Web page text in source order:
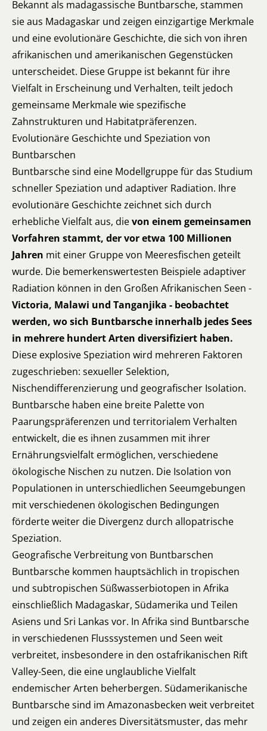
Bekannt als madagassische Buntbarsche, stammen
sie aus Madagaskar und zeigen einzigartige Merkmale
und eine evolutionäre Geschichte, die sich von ihren
afrikanischen und amerikanischen Gegenstücken
unterscheidet. Diese Gruppe ist bekannt für ihre
Vielfalt in Erscheinung und Verhalten, teilt jedoch
gemeinsame Merkmale wie spezifische
Zahnstrukturen und Habitatpräferenzen.
Evolutionäre Geschichte und Speziation von
Buntbarschen
Buntbarsche sind eine Modellgruppe für das Studium
schneller Speziation und adaptiver Radiation. Ihre
evolutionäre Geschichte zeichnet sich durch
erhebliche Vielfalt aus, dievon einem gemeinsamen
Vorfahren stammt, der vor etwa 100 Millionen
Jahren mit einer Gruppe von Meeresfischen geteilt
wurde. Die bemerkenswertesten Beispiele adaptiver
Radiation können in den Großen Afrikanischen Seen -
Victoria, Malawi und Tanganjika - beobachtet
werden, wo sich Buntbarsche innerhalb jedes Sees
in mehrere hundert Arten diversifiziert haben.
Diese explosive Speziation wird mehreren Faktoren
zugeschrieben: sexueller Selektion,
Nischendifferenzierung und geografischer Isolation.
Buntbarsche haben eine breite Palette von
Paarungspräferenzen und territorialem Verhalten
entwickelt, die es ihnen zusammen mit ihrer
Ernährungsvielfalt ermöglichen, verschiedene
ökologische Nischen zu nutzen. Die Isolation von
Populationen in unterschiedlichen Seeumgebungen
mit verschiedenen ökologischen Bedingungen
förderte weiter die Divergenz durch allopatrische
Speziation.
Geografische Verbreitung von Buntbarschen
Buntbarsche kommen hauptsächlich in tropischen
und subtropischen Süßwasserbiotopen in Afrika
einschließlich Madagaskar, Südamerika und Teilen
Asiens und Sri Lankas vor. In Afrika sind Buntbarsche
in verschiedenen Flusssystemen und Seen weit
verbreitet, insbesondere in den ostafrikanischen Rift
Valley-Seen, die eine unglaubliche Vielfalt
endemischer Arten beherbergen. Südamerikanische
Buntbarsche sind im Amazonasbecken weit verbreitet
und zeigen ein anderes Diversitätsmuster, das mehr